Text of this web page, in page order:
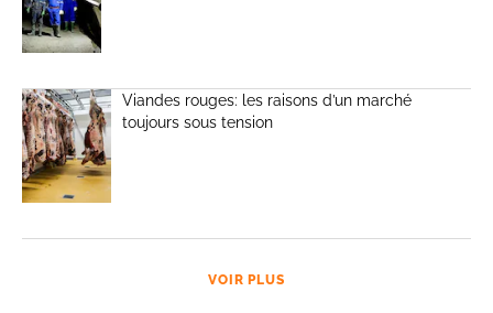
Viandes rouges: les raisons d’un marché
toujours sous tension
VOIR PLUS